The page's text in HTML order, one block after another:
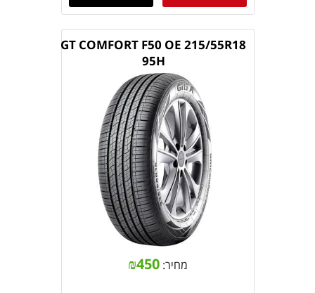
GT COMFORT F50 OE 215/55R18
95H
מחיר: ₪450